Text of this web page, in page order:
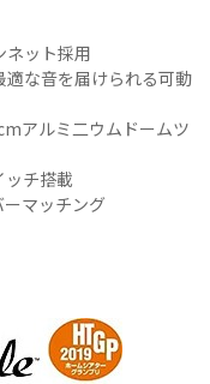
ネット採用
適な音を届けられる可動
アルミ二ウムドームツ
チ搭載
ーマッチング